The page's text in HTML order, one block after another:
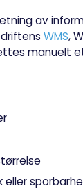
av
WMS,
manuelt